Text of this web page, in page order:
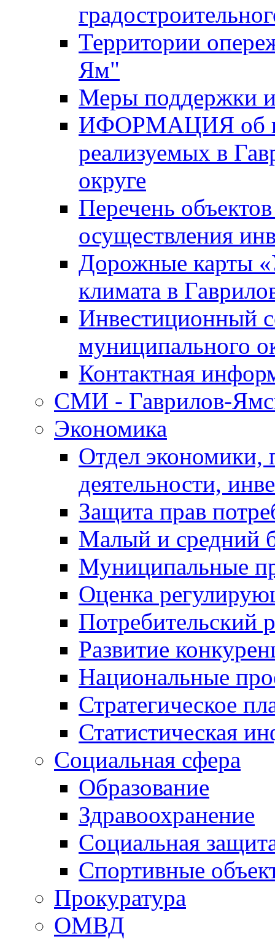
Территории
Ям"
Меры поддержки
ИФОРМАЦИЯ об
реализуемых в
округе
Перечень
осуществления
Дорожные карты
климата в
Инвестиционный
муниципального
Контактная
СМИ - Гаврилов-
Экономика
Отдел экономики,
деятельности,
Защита прав
Малый и средний
Муниципальные
Оценка
Потребительский
Развитие
Национальные
Стратегическое
Статистическая
Социальная сфера
Образование
Здравоохранение
Социальная
Спортивные
Прокуратура
ОМВД